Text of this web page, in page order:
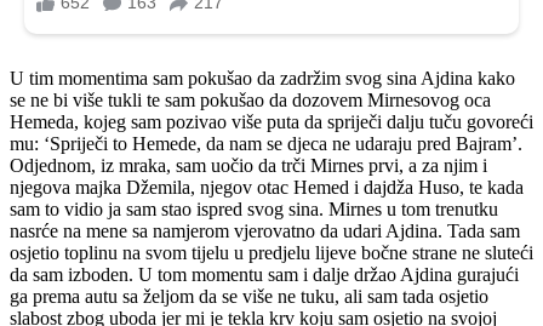
U tim momentima sam pokušao da zadržim svog sina Ajdina kako
se ne bi više tukli te sam pokušao da dozovem Mirnesovog oca
Hemeda, kojeg sam pozivao više puta da spriječi dalju tuču govoreći
mu: ‘Spriječi to Hemede, da nam se djeca ne udaraju pred Bajram’.
Odjednom, iz mraka, sam uočio da trči Mirnes prvi, a za njim i
njegova majka Džemila, njegov otac Hemed i dajdža Huso, te kada
sam to vidio ja sam stao ispred svog sina. Mirnes u tom trenutku
nasrće na mene sa namjerom vjerovatno da udari Ajdina. Tada sam
osjetio toplinu na svom tijelu u predjelu lijeve bočne strane ne sluteći
da sam izboden. U tom momentu sam i dalje držao Ajdina gurajući
ga prema autu sa željom da se više ne tuku, ali sam tada osjetio
slabost zbog uboda jer mi je tekla krv koju sam osjetio na svojoj